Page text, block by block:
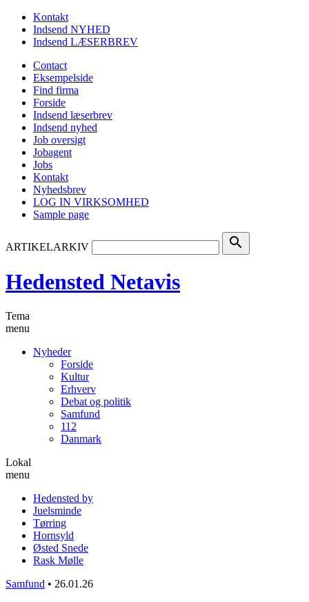
Kontakt
Indsend NYHED
Indsend LÆSERBREV
Contact
Eksempelside
Find firma
Forside
Indsend læserbrev
Indsend nyhed
Job oversigt
Jobagent
Jobs
Kontakt
Nyhedsbrev
LOG IN VIRKSOMHED
Sample page
ARTIKELARKIV search
Hedensted Netavis
Tema
menu
Nyheder
Forside
Kultur
Erhverv
Debat og politik
Samfund
112
Danmark
Lokal
menu
Hedensted by
Juelsminde
Tørring
Hornsyld
Østed Snede
Rask Mølle
Samfund • 26.01.26